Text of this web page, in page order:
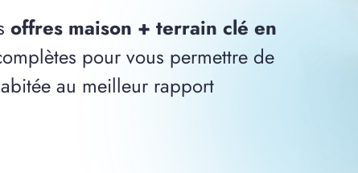
offres maison + terrain clé en
pour vous permettre de
au meilleur rapport